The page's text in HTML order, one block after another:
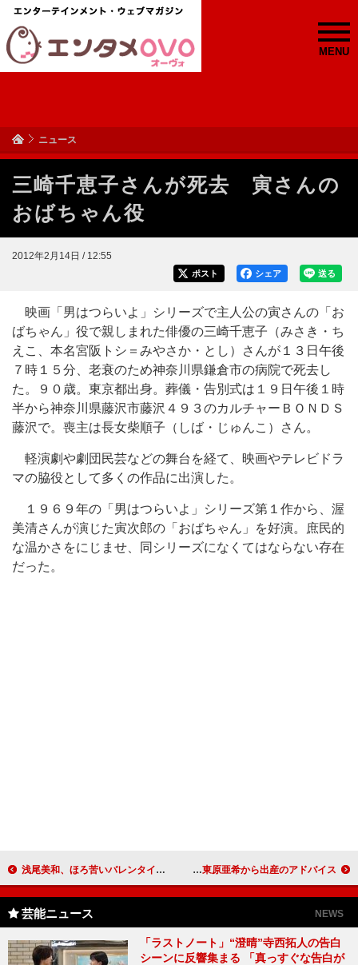
MENU
ニュース
三崎千恵子さんが死去 寅さんの
おばちゃん役
2012年2月14日 / 12:55
送る
シェア
ポスト
映画「男はつらいよ」シリーズで主人公の寅さんの「お
ばちゃん」役で親しまれた俳優の三崎千恵子（みさき・ち
えこ、本名宮阪トシ＝みやさか・とし）さんが１３日午後
７時１５分、老衰のため神奈川県鎌倉市の病院で死去し
た。９０歳。東京都出身。葬儀・告別式は１９日午後１時
半から神奈川県藤沢市藤沢４９３のカルチャーＢＯＮＤＳ
藤沢で。喪主は長女柴順子（しば・じゅんこ）さん。
軽演劇や劇団民芸などの舞台を経て、映画やテレビドラ
マの脇役として多くの作品に出演した。
１９６９年の「男はつらいよ」シリーズ第１作から、渥
美清さんが演じた寅次郎の「おばちゃん」を好演。庶民的
な温かさをにじませ、同シリーズになくてはならない存在
だった。
浅尾美和、ほろ苦いバレンタインの思い出を告白 「本命の男の子の家に行ったけど留守でした」 小倉優子、体重７キロ増加「何でもおいしい」 ２児の母・東原亜希から出産のアドバイス
芸能ニュース NEWS
「ラストノート」“澄晴”寺西拓人の告白
シーンに反響集まる 「真っすぐな告白が